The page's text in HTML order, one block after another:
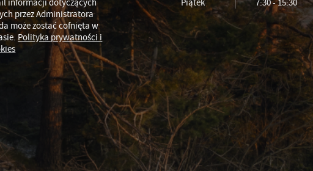
przez Administratora
może zostać cofnięta w
Polityka prywatności i
Piątek
7:30 - 15:30